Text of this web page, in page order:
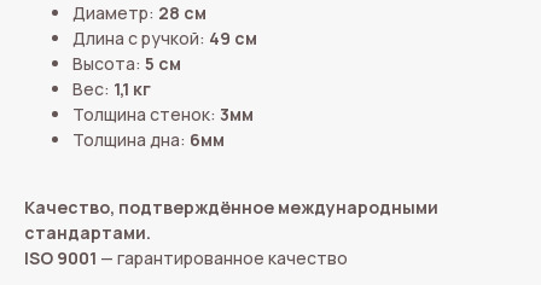
Диаметр: 28 см
Длина с ручкой: 49 см
Высота: 5 см
Вес: 1,1 кг
Толщина стенок: 3мм
Толщина дна: 6мм
Качество, подтверждённое международными
стандартами.
ISO 9001 — гарантированное качество